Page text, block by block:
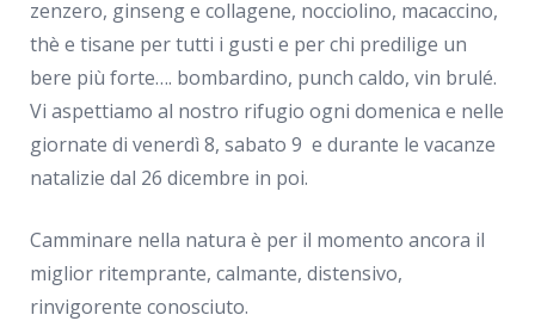
zenzero, ginseng e collagene, nocciolino, macaccino,
thè e tisane per tutti i gusti e per chi predilige un
bere più forte…. bombardino, punch caldo, vin brulé.
Vi aspettiamo al nostro rifugio ogni domenica e nelle
giornate di venerdì 8, sabato 9 e durante le vacanze
natalizie dal 26 dicembre in poi.
Camminare nella natura è per il momento ancora il
miglior ritemprante, calmante, distensivo,
rinvigorente conosciuto.